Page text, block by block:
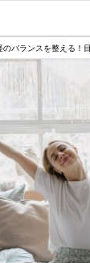
のバランスを整える！